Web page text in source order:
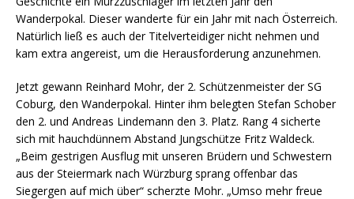
Wanderpokal. Dieser wanderte für ein Jahr mit nach Österreich.
Natürlich ließ es auch der Titelverteidiger nicht nehmen und
kam extra angereist, um die Herausforderung anzunehmen.
Jetzt gewann Reinhard Mohr, der 2. Schützenmeister der SG
Coburg, den Wanderpokal. Hinter ihm belegten Stefan Schober
den 2. und Andreas Lindemann den 3. Platz. Rang 4 sicherte
sich mit hauchdünnem Abstand Jungschütze Fritz Waldeck.
„Beim gestrigen Ausflug mit unseren Brüdern und Schwestern
aus der Steiermark nach Würzburg sprang offenbar das
Siegergen auf mich über“ scherzte Mohr. „Umso mehr freue